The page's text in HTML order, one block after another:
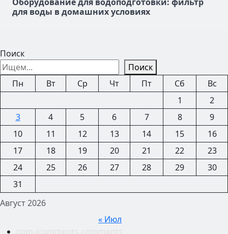
для воды в домашних условиях
Поиск
Поиск
Август 2026
Пн Вт Ср Чт Пт Сб
Вс
1
2
3
4 5 6 7 8
9
10
11 12 13 14 15
16
17
18 19 20 21 22
23
24
25 26 27 28 29
30
31
« Июл